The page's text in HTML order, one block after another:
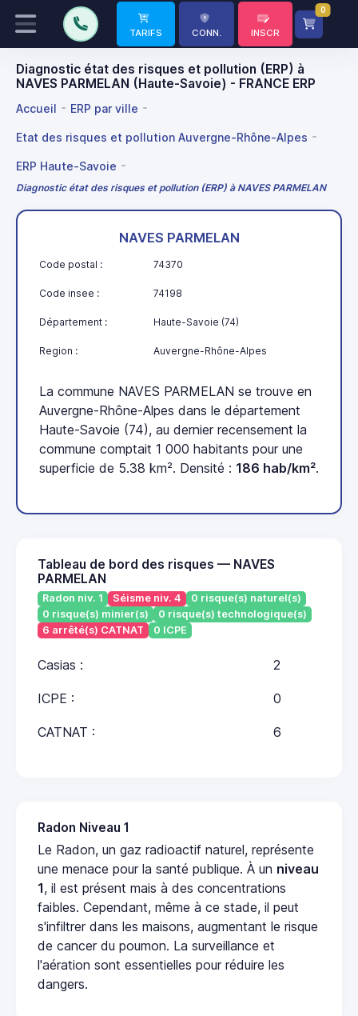
TARIFS CONN. INSCR
0
Diagnostic état des risques et pollution (ERP) à
NAVES PARMELAN (Haute-Savoie) - FRANCE ERP
Accueil ERP par ville
Etat des risques et pollution Auvergne-Rhône-Alpes
ERP Haute-Savoie
Diagnostic état des risques et pollution (ERP) à NAVES PARMELAN
NAVES PARMELAN
Code postal : 74370
Code insee : 74198
Département : Haute-Savoie (74)
Region : Auvergne-Rhône-Alpes
La commune NAVES PARMELAN se trouve en
Auvergne-Rhône-Alpes dans le département
Haute-Savoie (74), au dernier recensement la
commune comptait 1 000 habitants pour une
superficie de 5.38 km². Densité : 186 hab/km².
Tableau de bord des risques — NAVES
PARMELAN
Radon niv. 1 Séisme niv. 4
0 risque(s) naturel(s)
0 risque(s) minier(s)
0 risque(s) technologique(s)
6 arrêté(s) CATNAT
0 ICPE
Casias : 2
ICPE : 0
CATNAT : 6
Radon Niveau 1
Le Radon, un gaz radioactif naturel, représente
une menace pour la santé publique. À un niveau
1, il est présent mais à des concentrations
faibles. Cependant, même à ce stade, il peut
s'infiltrer dans les maisons, augmentant le risque
de cancer du poumon. La surveillance et
l'aération sont essentielles pour réduire les
dangers.